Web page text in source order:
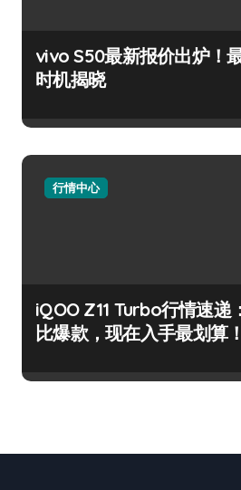
vivo S50最新报价出炉！
时机揭晓
行情中心
iQOO Z11 Turbo行情速递
比爆款，现在入手最划算！